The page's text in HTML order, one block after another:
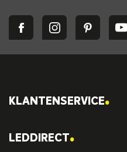
KLANTENSERVICE.
LEDDIRECT.